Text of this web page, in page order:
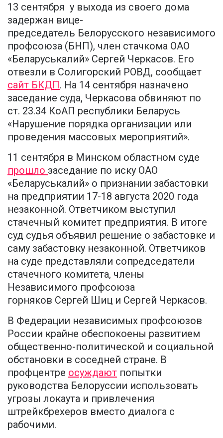
13 сентября у выхода из своего дома
задержан вице-
председатель Белорусского независимого
профсоюза (БНП), член стачкома ОАО
«Беларуськалий» Сергей Черкасов. Его
отвезли в Солигорский РОВД, сообщает
сайт БКДП. На 14 сентября назначено
заседание суда, Черкасова обвиняют по
ст. 23.34 КоАП республики Беларусь
«Нарушение порядка организации или
проведения массовых мероприятий».
11 сентября в Минском областном суде
прошло заседание по иску ОАО
«Беларуськалий» о признании забастовки
на предприятии 17-18 августа 2020 года
незаконной. Ответчиком выступил
стачечный комитет предприятия. В итоге
суд судья объявил решение о забастовке и
саму забастовку незаконной. Ответчиков
на суде представляли сопредседатели
стачечного комитета, члены
Независимого профсоюза
горняков Сергей Шиц и Сергей Черкасов.
В Федерации независимых профсоюзов
России крайне обеспокоены развитием
общественно-политической и социальной
обстановки в соседней стране. В
профцентре осуждают попытки
руководства Белоруссии использовать
угрозы локаута и привлечения
штрейкбрехеров вместо диалога с
рабочими.